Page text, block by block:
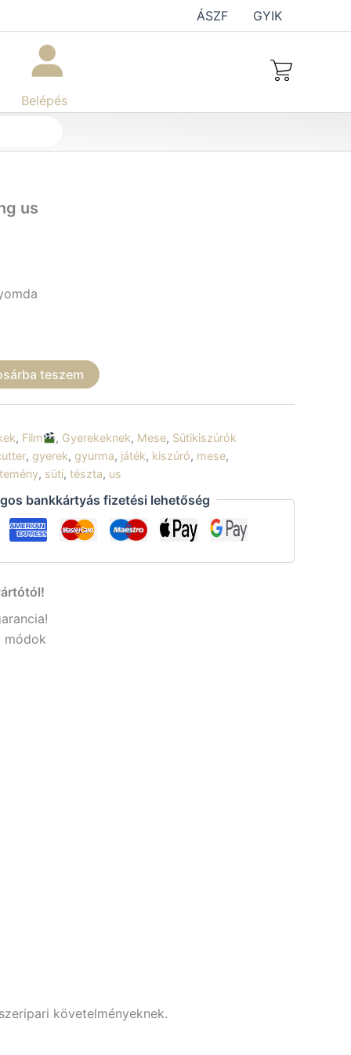
ÁSZF GYIK
Belépés
us
teszem
, Film , Gyerekeknek, Mese, Sütikiszúrók
, gyerek, gyurma, játék, kiszúró, mese,
, süti, tészta, us
bankkártyás fizetési lehetőség
módok
követelményeknek.